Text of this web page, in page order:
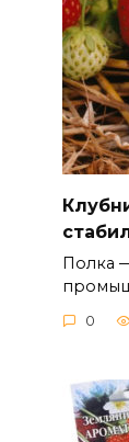
Полка
0